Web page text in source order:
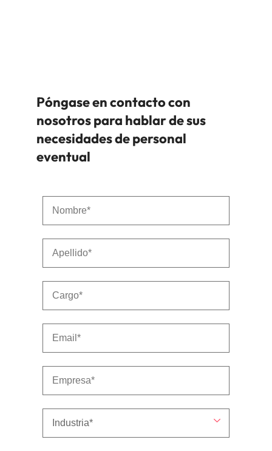
Póngase en contacto con
nosotros para hablar de sus
necesidades de personal
eventual